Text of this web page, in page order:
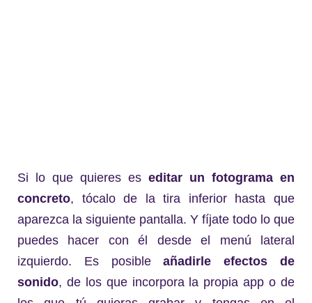
Si lo que quieres es editar un fotograma en
concreto, tócalo de la tira inferior hasta que
aparezca la siguiente pantalla. Y fíjate todo lo que
puedes hacer con él desde el menú lateral
izquierdo. Es posibleañadirle efectos de
sonido, de los que incorpora la propia app o de